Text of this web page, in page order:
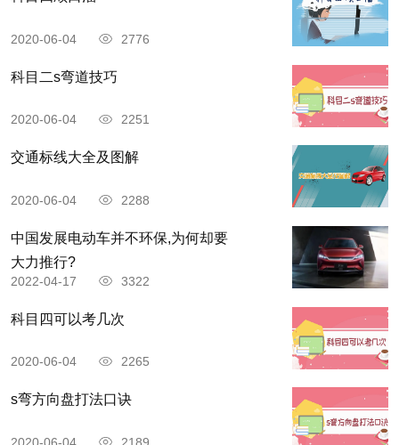
2020-06-04 2776
科目二s弯道技巧
2020-06-04 2251
交通标线大全及图解
2020-06-04 2288
中国发展电动车并不环保,为何却要
大力推行?
2022-04-17 3322
科目四可以考几次
2020-06-04 2265
s弯方向盘打法口诀